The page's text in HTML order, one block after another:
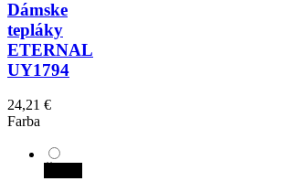
Dámske
tepláky
ETERNAL
UY1794
24,21 €
Farba